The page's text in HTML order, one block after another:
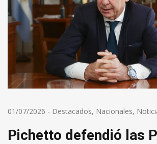
01/07/2026 - Destacados, Nacionales,
Pichetto defendió las